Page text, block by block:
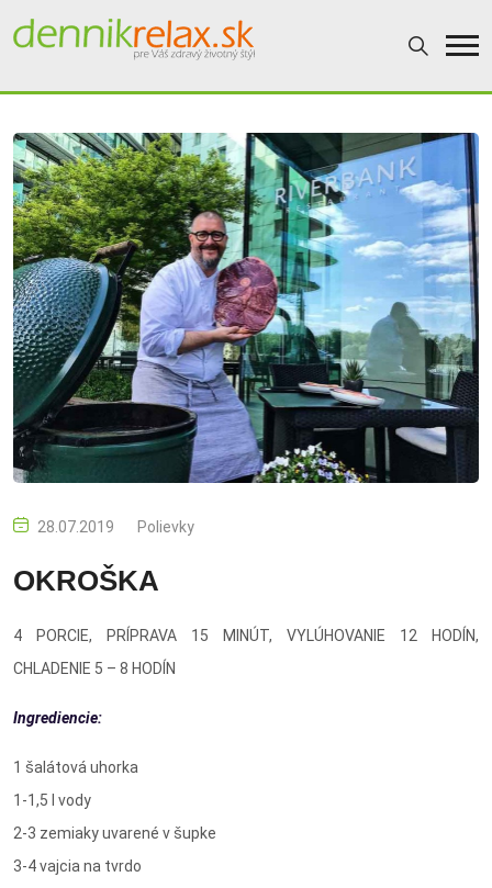
28.07.2019 Polievky
OKROŠKA
4 PORCIE, PRÍPRAVA 15 MINÚT, VYLÚHOVANIE 12 HODÍN,
CHLADENIE 5 – 8 HODÍN
Ingrediencie:
1 šalátová uhorka
1-1,5 l vody
2-3 zemiaky uvarené v šupke
3-4 vajcia na tvrdo